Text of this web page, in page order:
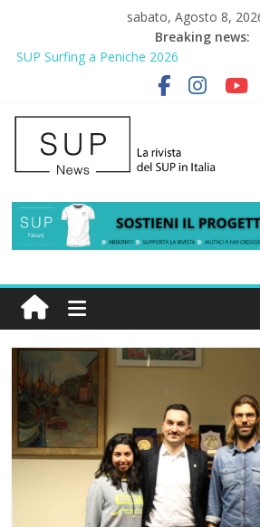
sabato, Agosto 8,
Breaking news:
SUP Surfing a Peniche 2026
AirSUP a Gallico: prima storica gara per
Gallico Paddle Fest 2026: sul lungomare
del SUP
Porto Selvaggio, a lezione di soccorso
prevenzione
2° Urban Sup Trophy: la regata solidale